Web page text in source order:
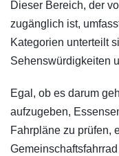
Dieser Bereich, der
zugänglich ist,
Kategorien unterteilt
Sehenswürdigkeiten
Egal, ob es darum
aufzugeben,
Fahrpläne zu prüfen,